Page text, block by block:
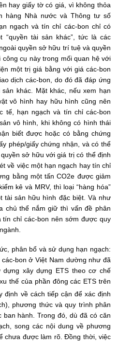
hay giấy tờ có giá, vì không thỏa
hàng Nhà nước và Thông tư số
ngạch và tín chỉ các-bon chỉ có
tài sản khác”, tức là các
quyền sở hữu trí tuệ và quyền
cụ này trong mối quan hệ với
một trị giá bằng với giá các-bon
dịch các-bon, do đó đã đáp ứng
khác. Mặt khác, nếu xem hạn
vô hình hay hữu hình cũng nên
tế, hạn ngạch và tín chỉ các-bon
vô hình, khi không có hình thái
biết được hoặc có bằng chứng
phép/giấy chứng nhận, và có thể
sở hữu với giá trị có thể định
về việc một hạn ngạch hay tín chỉ
bằng một tấn CO2e được giảm
kê và MRV, thì loại “hàng hóa”
tài sản hữu hình đặc biệt. Và như
chủ thể nắm giữ thì vấn đề phân
tín chỉ các-bon nên sớm được quy
phân bổ và sử dụng hạn ngạch:
bon ở Việt Nam dường như đã
xây dựng ETS theo cơ chế
thế của phần đông các ETS trên
định về cách tiếp cận để xác định
phương thức và quy trình phân
hành. Trong đó, dù đã có căn
song các nội dung về phương
chưa được làm rõ. Đồng thời, việc